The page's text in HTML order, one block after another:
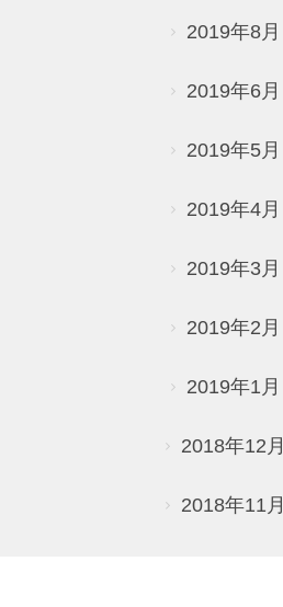
2019年8月
2019年6月
2019年5月
2019年4月
2019年3月
2019年2月
2019年1月
2018年12月
2018年11月